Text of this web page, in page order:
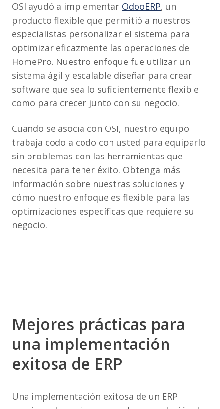
OSI ayudó a implementar OdooERP, un
producto flexible que permitió a nuestros
especialistas personalizar el sistema para
optimizar eficazmente las operaciones de
HomePro. Nuestro enfoque fue utilizar un
sistema ágil y escalable diseñar para crear
software que sea lo suficientemente flexible
como para crecer junto con su negocio.
Cuando se asocia con OSI, nuestro equipo
trabaja codo a codo con usted para equiparlo
sin problemas con las herramientas que
necesita para tener éxito. Obtenga más
información sobre nuestras soluciones y
cómo nuestro enfoque es flexible para las
optimizaciones específicas que requiere su
negocio.
Mejores prácticas para
una implementación
exitosa de ERP
Una implementación exitosa de un ERP